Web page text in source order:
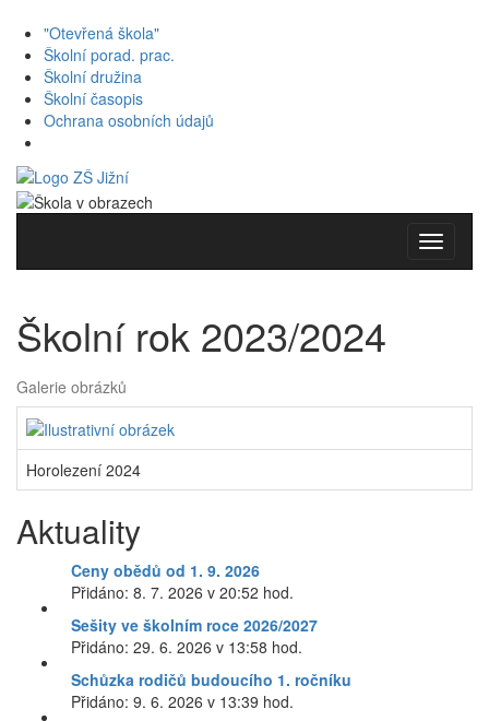
"Otevřená škola"
Školní porad. prac.
Školní družina
Školní časopis
Ochrana osobních údajů
Toggle
Školní rok 2023/2024
Galerie obrázků
Horolezení 2024
Aktuality
Ceny obědů od 1. 9. 2026
Přidáno: 8. 7. 2026 v 20:52 hod.
Sešity ve školním roce 2026/2027
Přidáno: 29. 6. 2026 v 13:58 hod.
Schůzka rodičů budoucího 1. ročníku
Přidáno: 9. 6. 2026 v 13:39 hod.